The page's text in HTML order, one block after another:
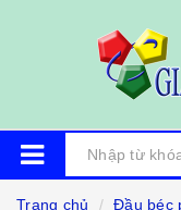
Trang chủ Đầu béc